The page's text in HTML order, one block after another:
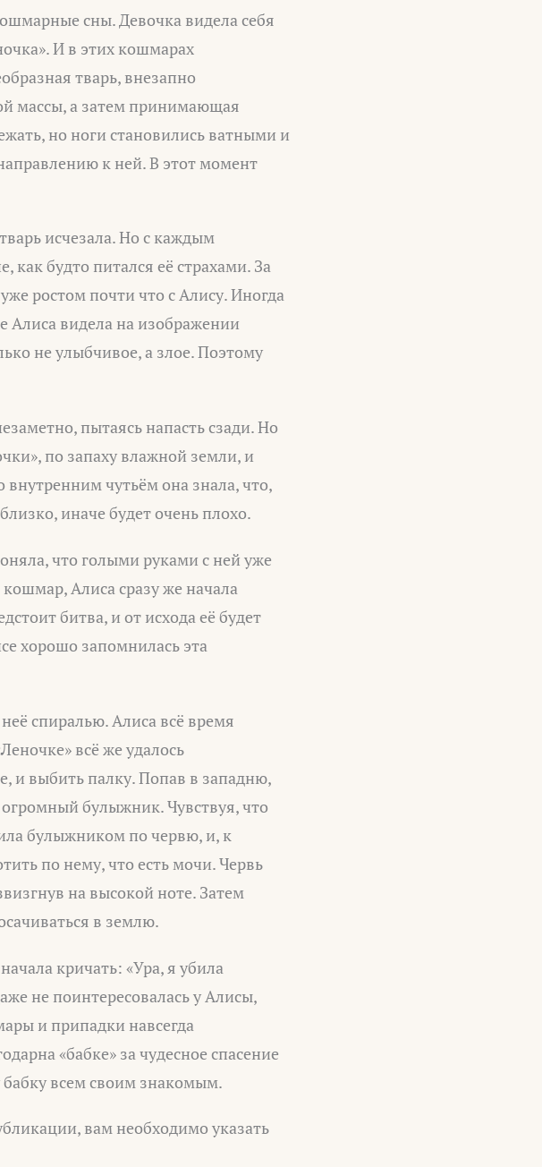
сны. Девочка видела себя
И в этих кошмарах
тварь, внезапно
массы, а затем принимающая
но ноги становились ватными и
к ней. В этот момент
исчезала. Но с каждым
как будто питался её страхами. За
ростом почти что с Алису. Иногда
Алиса видела на изображении
не улыбчивое, а злое. Поэтому
пытаясь напасть сзади. Но
по запаху влажной земли, и
чутьём она знала, что,
иначе будет очень плохо.
что голыми руками с ней уже
Алиса сразу же начала
битва, и от исхода её будет
хорошо запомнилась эта
спиралью. Алиса всё время
всё же удалось
и выбить палку. Попав в западню,
булыжник. Чувствуя, что
булыжником по червю, и, к
по нему, что есть мочи. Червь
на высокой ноте. Затем
в землю.
кричать: «Ура, я убила
не поинтересовалась у Алисы,
и припадки навсегда
«бабке» за чудесное спасение
бабку всем своим знакомым.
вам необходимо указать